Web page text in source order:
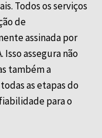
Todos os serviços
de
assinada por
. Isso assegura não
também a
as etapas do
para o